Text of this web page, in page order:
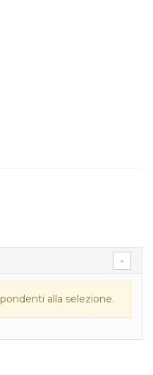
alla selezione.